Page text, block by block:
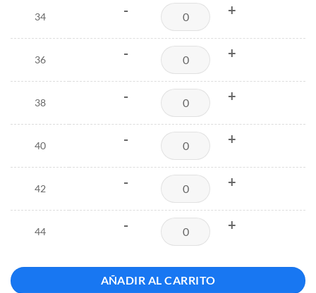
34 - +
36 - +
38 - +
40 - +
42 - +
44 - +
AÑADIR AL CARRITO